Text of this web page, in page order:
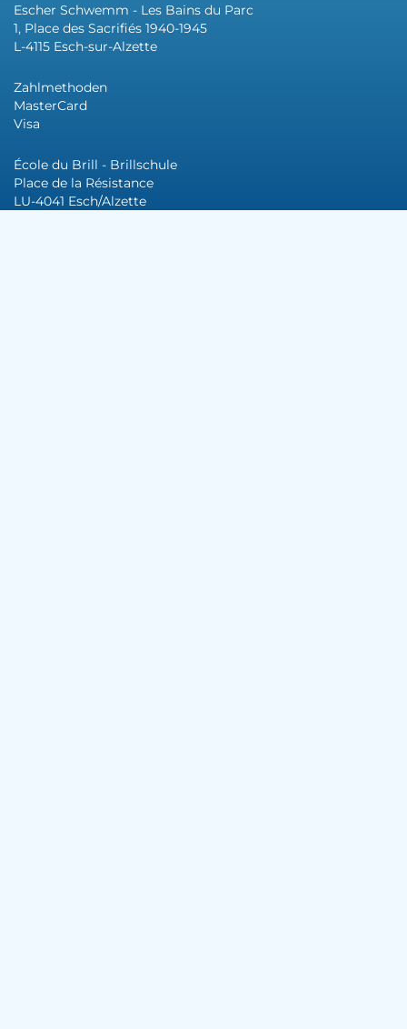
Escher Schwemm - Les Bains du Parc
1, Place des Sacrifiés 1940-1945
L-4115 Esch-sur-Alzette
Zahlmethoden
MasterCard
Visa
École du Brill - Brillschule
Place de la Résistance
LU-4041 Esch/Alzette